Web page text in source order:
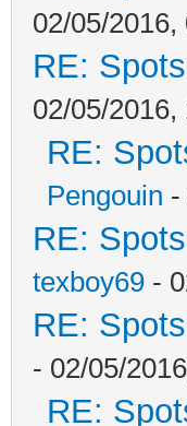
02/05/2016,
RE:
02/05/2016,
RE:
Pengouin -
RE:
texboy69 -
RE:
- 02/05/
RE: